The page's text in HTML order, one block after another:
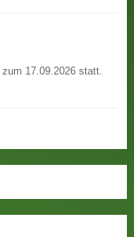
17.09.2026 statt.